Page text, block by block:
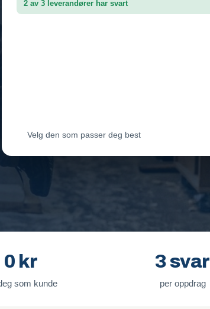
2 av 3 leverandører har svart
Velg den som passer deg best
0 kr
som kunde
3 svar
per oppdrag